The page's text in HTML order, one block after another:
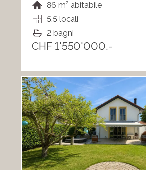
86 m² abitabile
5.5 locali
2 bagni
CHF 1'550'000.-